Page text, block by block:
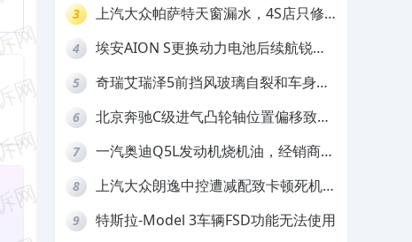
3
上汽大众帕萨特天窗漏水，4S店只修
4
埃安AION S更换动力电池后续航锐
5
奇瑞艾瑞泽5前挡风玻璃自裂和车身多
6
北京奔驰C级进气凸轮轴位置偏移致发
7
一汽奥迪Q5L发动机烧机油，经销商推
8
上汽大众朗逸中控遭减配致卡顿死机，
9 特斯拉-Model 3车辆FSD功能无法使用